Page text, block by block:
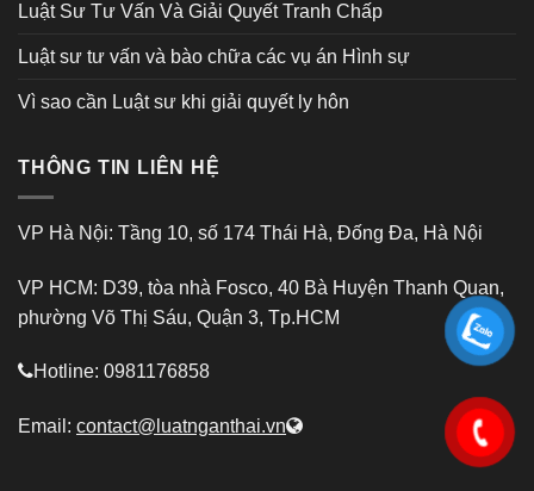
Luật Sư Tư Vấn Và Giải Quyết Tranh Chấp
Luật sư tư vấn và bào chữa các vụ án Hình sự
Vì sao cần Luật sư khi giải quyết ly hôn
THÔNG TIN LIÊN HỆ
VP Hà Nội: Tầng 10, số 174 Thái Hà, Đống Đa, Hà Nội
VP HCM: D39, tòa nhà Fosco, 40 Bà Huyện Thanh Quan,
phường Võ Thị Sáu, Quận 3, Tp.HCM
Hotline: 0981176858
Email: contact@luatnganthai.vn